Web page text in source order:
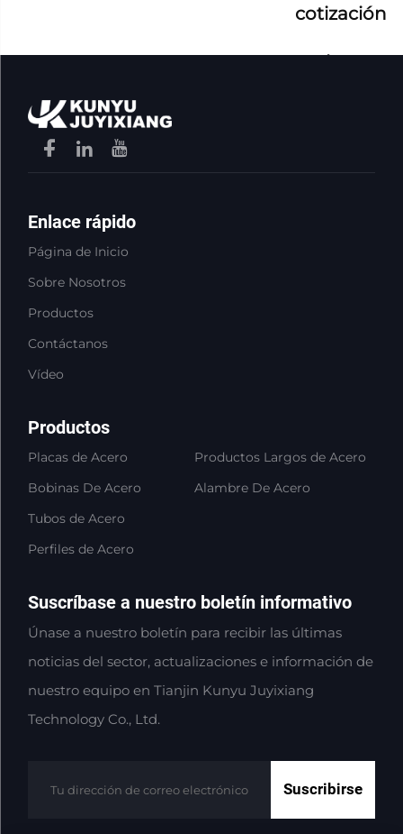
cotización
ahora
Enlace rápido
Página de Inicio
Sobre Nosotros
Productos
Contáctanos
Vídeo
Productos
Placas de Acero
Bobinas De Acero
Tubos de Acero
Perfiles de Acero
Productos Largos de Acero
Alambre De Acero
Suscríbase a nuestro boletín informativo
Únase a nuestro boletín para recibir las últimas
noticias del sector, actualizaciones e información de
nuestro equipo en Tianjin Kunyu Juyixiang
Technology Co., Ltd.
Suscribirse